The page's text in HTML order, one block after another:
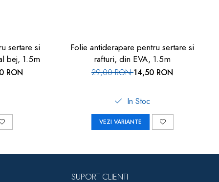
sertare si
bej, 1.5m
RON
Folie antiderapare pentru sertare si
rafturi, din EVA, 1.5m
29,00 RON14,50 RON
In Stoc
VEZI VARIANTE
SUPORT CLIENTI